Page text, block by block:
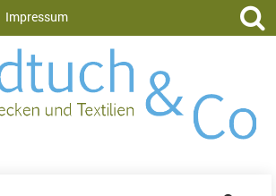
Impressum